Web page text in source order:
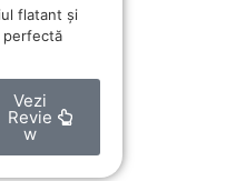
flatant și
perfectă
Vezi
Revie
w